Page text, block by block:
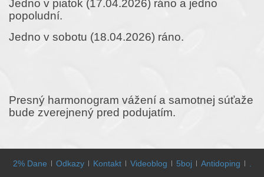
Jedno v piatok (17.04.2026) ráno a jedno
popoludní.
Jedno v sobotu (18.04.2026) ráno.
Presný harmonogram vážení a samotnej súťaže
bude zverejnený pred podujatím.
2% Dane Odkazy Kontakt Videoblog 5boj Antidoping